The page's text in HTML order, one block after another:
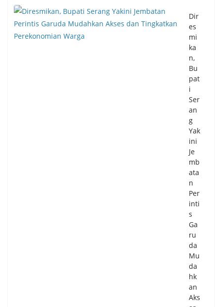
2,0
1
Per
se
n
04/
08/
26
0
Co
m
me
nts
Pe
mk
ot
Ta
ng
sel
Ma
tan
gka
n
Per
sia
pa
Dir
es
mi
ka
n,
Bu
pat
i
Ser
an
g
Yak
ini
Je
mb
ata
n
Per
inti
s
Ga
ru
da
Mu
da
hk
an
Aks